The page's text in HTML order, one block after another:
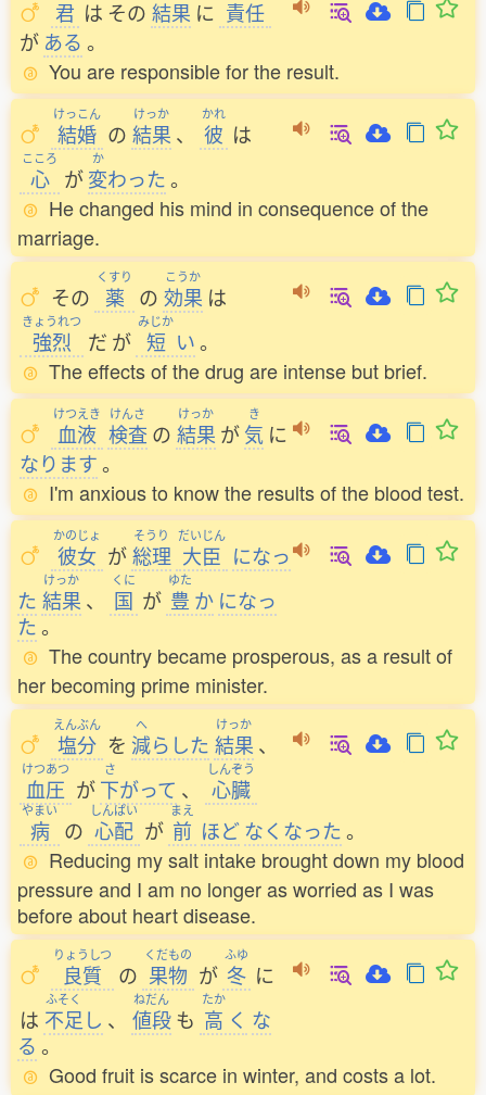
君 は その 結果 に 責任
が ある 。
You are responsible for the result.
けっこん
結婚 の
けっか
結果 、
かれ
彼 は
こころ
心 が
か
変わった。
He changed his mind in consequence of the
marriage.
その
くすり
薬 の
こうか
効果 は
きょうれつ
強烈 だ が
みじか
短 い。
The effects of the drug are intense but brief.
けつえき
血液
けんさ
検査 の
けっか
結果 が
き
気 に
なります。
I'm anxious to know the results of the blood test.
かのじょ
彼女 が
そうり
総理
だいじん
大臣 になっ
た
けっか
結果 、
くに
国 が
ゆた
豊 か になっ
た。
The country became prosperous, as a result of
her becoming prime minister.
えんぶん
塩分 を
へ
減らした
けっか
結果 、
けつあつ
血圧 が
さ
下がって 、
しんぞう
心臓
やまい
病 の
しんぱい
心配 が
まえ
前 ほどなくなった。
Reducing my salt intake brought down my blood
pressure and I am no longer as worried as I was
before about heart disease.
りょうしつ
良質 の
くだもの
果物 が
ふゆ
冬 に
は
ふそく
不足 し 、
ねだん
値段 も
たか
高 く な
る 。
Good fruit is scarce in winter, and costs a lot.